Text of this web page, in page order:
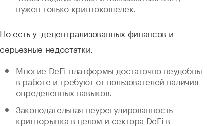
нужен только криптокошелек.
Но есть у децентрализованных финансов и
серьезные недостатки.
Многие DeFi-платформы достаточно неудобны
в работе и требуют от пользователей наличия
определенных навыков.
Законодательная неурегулированность
крипторынка в целом и сектора DeFi в